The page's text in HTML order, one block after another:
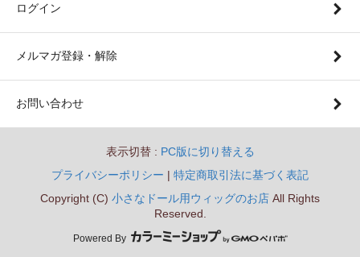
ログイン
メルマガ登録・解除
お問い合わせ
表示切替 : PC版に切り替える
プライバシーポリシー | 特定商取引法に基づく表記
Copyright (C) 小さなドール用ウィッグのお店 All Rights
Reserved.
Powered By